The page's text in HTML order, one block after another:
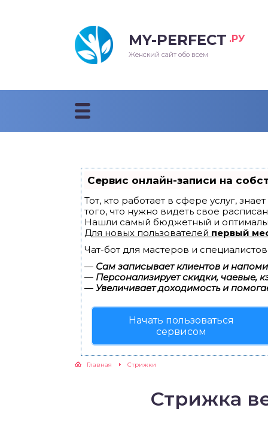
MY-PERFECT .РУ
Женский сайт обо всем
Сервис онлайн-записи на
Тот, кто работает в сфере услуг,
того, что нужно видеть свое
Нашли самый бюджетный и
Для новых пользователей первый
Чат-бот для мастеров и
— Сам записывает клиентов и
— Персонализирует скидки, чаевые,
— Увеличивает доходимость и
Начать пользоваться
сервисом
Главная Стрижки
Стрижка
прически 2018
стрижки 2018